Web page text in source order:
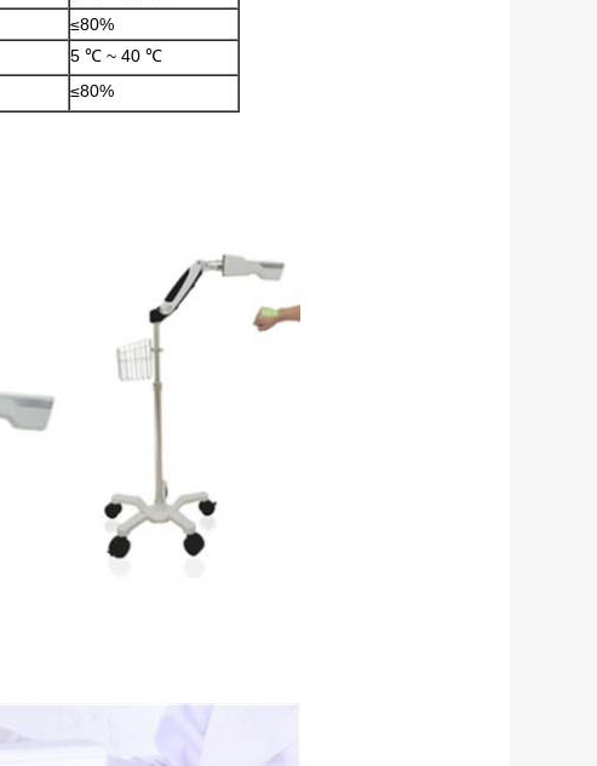
≤80%
5 ℃ ~ 40 ℃
≤80%